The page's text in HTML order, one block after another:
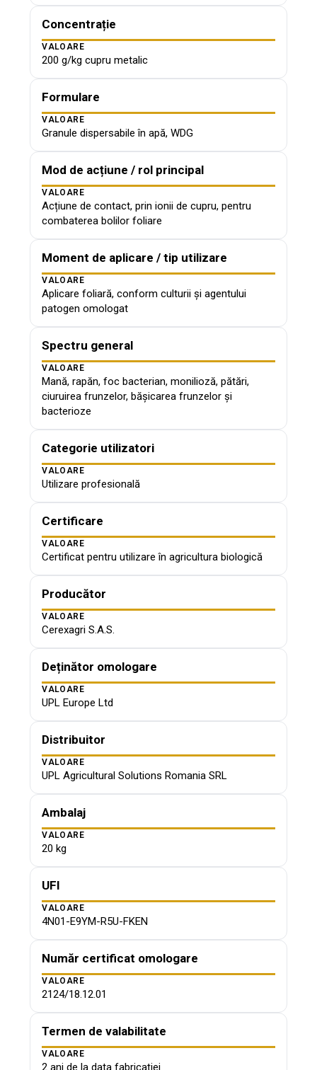
Concentrație
VALOARE
200 g/kg cupru metalic
Formulare
VALOARE
Granule dispersabile în apă, WDG
Mod de acțiune / rol principal
VALOARE
Acțiune de contact, prin ionii de cupru, pentru
combaterea bolilor foliare
Moment de aplicare / tip utilizare
VALOARE
Aplicare foliară, conform culturii și agentului
patogen omologat
Spectru general
VALOARE
Mană, rapăn, foc bacterian, monilioză, pătări,
ciuruirea frunzelor, bășicarea frunzelor și
bacterioze
Categorie utilizatori
VALOARE
Utilizare profesională
Certificare
VALOARE
Certificat pentru utilizare în agricultura biologică
Producător
VALOARE
Cerexagri S.A.S.
Deținător omologare
VALOARE
UPL Europe Ltd
Distribuitor
VALOARE
UPL Agricultural Solutions Romania SRL
Ambalaj
VALOARE
20 kg
UFI
VALOARE
4N01-E9YM-R5U-FKEN
Număr certificat omologare
VALOARE
2124/18.12.01
Termen de valabilitate
VALOARE
2 ani de la data fabricației